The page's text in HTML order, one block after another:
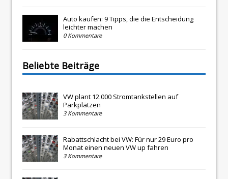
Auto kaufen: 9 Tipps, die die Entscheidung
leichter machen
0 Kommentare
Beliebte Beiträge
VW plant 12.000 Stromtankstellen auf
Parkplätzen
3 Kommentare
Rabattschlacht bei VW: Für nur 29 Euro pro
Monat einen neuen VW up fahren
3 Kommentare